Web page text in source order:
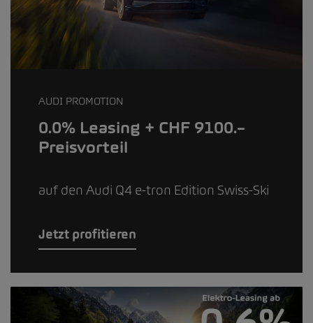
AUDI PROMOTION
0.0% Leasing + CHF 9100.–
Preisvorteil
auf den Audi Q4 e-tron Edition Swiss-Ski
Jetzt profitieren